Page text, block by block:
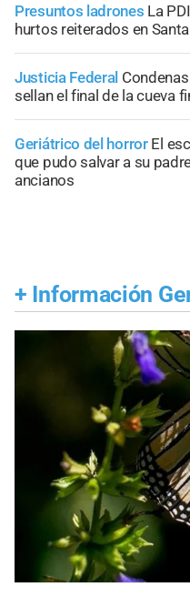
Presuntos ladrones La
hurtos reiterados en
Justicia Federal
sellan el final de la cueva
Geriátrico del horror El
que pudo salvar a su
ancianos
+ Información